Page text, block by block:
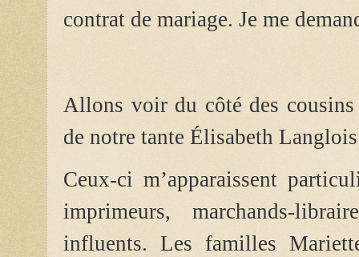
contrat de mariage. Je me
Allons voir du côté des cousins
de notre tante Élisabeth
Ceux-ci m’apparaissent
imprimeurs, marchands-
influents. Les familles